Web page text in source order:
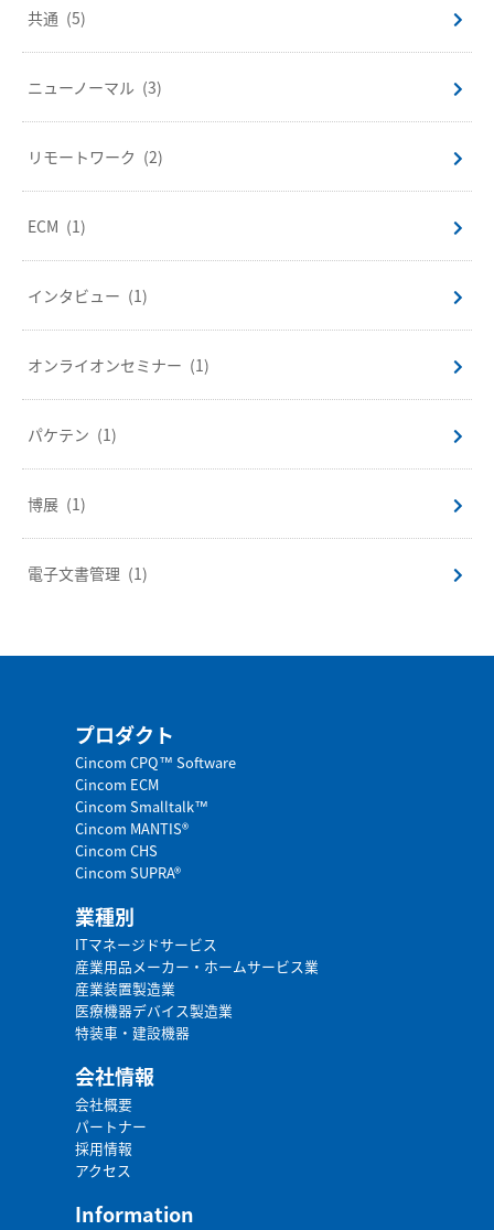
共通 (5)
ニューノーマル (3)
リモートワーク (2)
ECM (1)
インタビュー (1)
オンライオンセミナー (1)
パケテン (1)
博展 (1)
電子文書管理 (1)
プロダクト
Cincom CPQ™ Software
Cincom ECM
Cincom Smalltalk™
Cincom MANTIS®
Cincom CHS
Cincom SUPRA®
業種別
ITマネージドサービス
産業用品メーカー・ホームサービス業
産業装置製造業
医療機器デバイス製造業
特装車・建設機器
会社情報
会社概要
パートナー
採用情報
アクセス
Information